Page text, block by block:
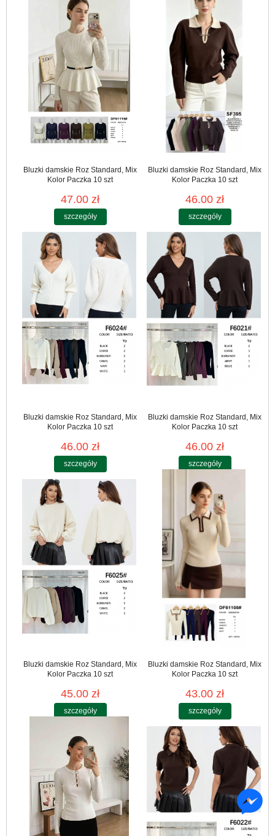
Bluzki damskie Roz Standard, Mix
Kolor Paczka 10 szt
47.00 zł
szczegóły
Bluzki damskie Roz Standard, Mix
Kolor Paczka 10 szt
46.00 zł
szczegóły
Bluzki damskie Roz Standard, Mix
Kolor Paczka 10 szt
46.00 zł
szczegóły
Bluzki damskie Roz Standard, Mix
Kolor Paczka 10 szt
46.00 zł
szczegóły
Bluzki damskie Roz Standard, Mix
Kolor Paczka 10 szt
45.00 zł
szczegóły
Bluzki damskie Roz Standard, Mix
Kolor Paczka 10 szt
43.00 zł
szczegóły